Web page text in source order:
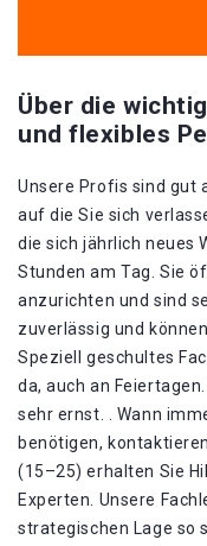
Über die
und flexibles
Unsere Profis sind gut
auf die Sie sich
die sich jährlich neues
Stunden am Tag. Sie
anzurichten und sind
zuverlässig und
Speziell geschultes
da, auch an
sehr ernst. . Wann
benötigen,
(15–25) erhalten Sie
Experten. Unsere
strategischen Lage so